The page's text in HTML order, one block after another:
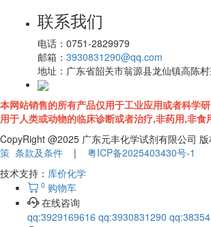
联系我们
电话： 0751-2829979
邮箱： 3930831290@qq.com
地址： 广东省韶关市翁源县龙仙镇高陈
本网站销售的所有产品仅用于工业应用或者科学
用于人类或动物的临床诊断或者治疗,非药用,非食
CopyRight @2025 广东元丰化学试剂有限公司
策 条款及条件 | 粤ICP备2025403430号-1
技术支持： 库价化学
0 购物车
在线咨询
qq:3929169616 qq:3930831290